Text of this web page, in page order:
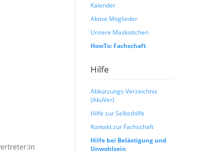
Kalender
Aktive Mitglieder
Unsere Maskottchen
HowTo: Fachschaft
Hilfe
Abkürzungs-Verzeichnis
(AküVer)
Hilfe zur Selbsthilfe
Kontakt zur Fachschaft
Hilfe bei Belästigung und
Unwohlsein